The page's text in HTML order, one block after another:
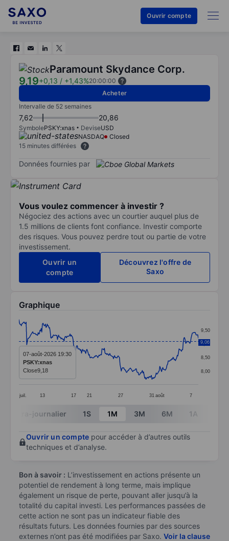
Ouvrir compte
Paramount Skydance Corp.
9,19+0,13 / +1,43%20:00:00
Acheter
Intervalle de 52 semaines
7,62 20,86
SymbolePSKY:xnas DeviseUSD
NASDAQ
Closed
15 minutes différées
Données fournies par
Vous voulez commencer à investir ?
Négociez des actions avec un courtier auquel plus de
1.5 millions de clients font confiance. Investir comporte
des risques. Vous pouvez perdre tout ou partie de votre
investissement.
Ouvrir un
compte
Découvrez l'offre de
Saxo
Graphique
Line chart with 299 data points.
The chart has 1 X axis displaying categories.
The chart has 1 Y axis displaying values. Data
juil. 13 17 21 27 31 août 7
8,00
8,50
9,00
9,50
9,06
07-août-2026 19:30
PSKY:xnas
Close9,18
End of interactive chart.
Intra-journalier 1S 1M 3M 6M 1A
Ouvrir un compte pour accéder à d’autres outils
techniques et d’analyse.
Bon à savoir : L’investissement en actions présente un
potentiel de rendement à long terme, mais implique
également un risque de perte, pouvant aller jusqu’à la
totalité du capital investi. Les performances passées de
cette action ne sont pas un indicateur fiable des
résultats futurs. Les données fournies par des sources
externes n’ont pas été modifiées par Saxo. Voir la clause